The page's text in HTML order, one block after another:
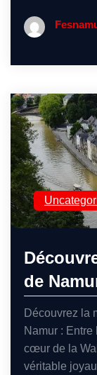
de
Découvrez la
Namur :
cœur de la
véritable